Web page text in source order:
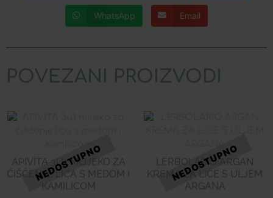
WhatsApp Email
POVEZANI PROIZVODI
APIVITA 3U1 MLIJEKO ZA
ČIŠĆENJE LICA S MEDOM I
KAMILICOM
LERBOLARIO ARGAN
KREMA ZA LICE S ULJEM
ARGANA